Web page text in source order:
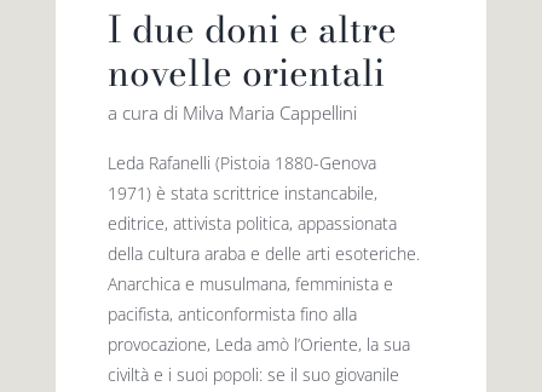
I due doni e altre
novelle orientali
a cura di Milva Maria Cappellini
Leda Rafanelli (Pistoia 1880-Genova
1971) è stata scrittrice instancabile,
editrice, attivista politica, appassionata
della cultura araba e delle arti esoteriche.
Anarchica e musulmana, femminista e
pacifista, anticonformista fino alla
provocazione, Leda amò l’Oriente, la sua
civiltà e i suoi popoli: se il suo giovanile